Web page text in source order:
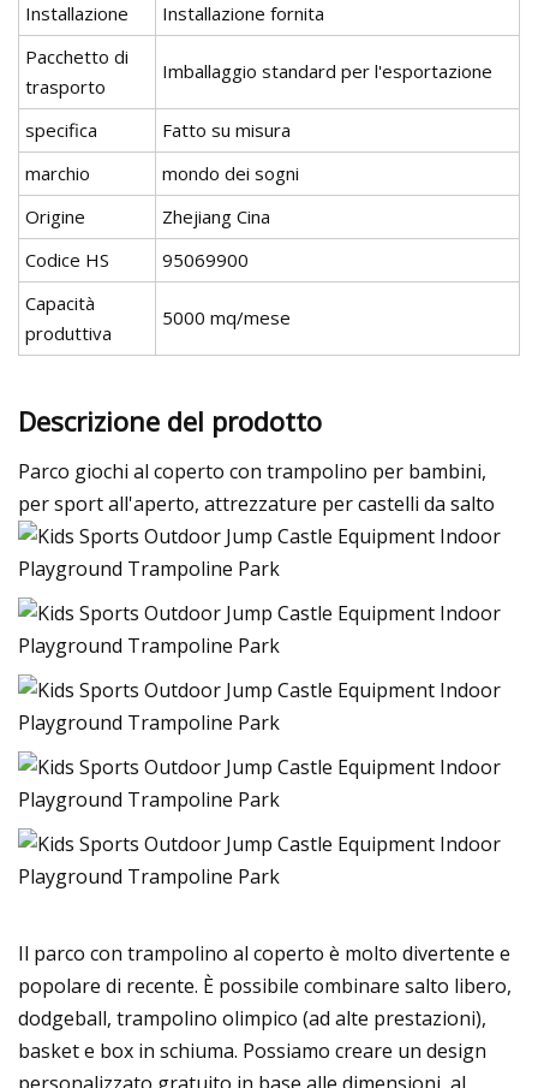
Installazione
Installazione fornita
Pacchetto di
trasporto
Imballaggio standard per l'esportazione
specifica
Fatto su misura
marchio
mondo dei sogni
Origine
Zhejiang Cina
Codice HS
95069900
Capacità
produttiva
5000 mq/mese
Descrizione del prodotto
Parco giochi al coperto con trampolino per bambini,
per sport all'aperto, attrezzature per castelli da salto
Il parco con trampolino al coperto è molto divertente e
popolare di recente. È possibile combinare salto libero,
dodgeball, trampolino olimpico (ad alte prestazioni),
basket e box in schiuma. Possiamo creare un design
personalizzato gratuito in base alle dimensioni, al